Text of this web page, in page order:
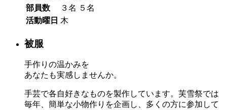
部員数
３名 ５名
活動曜日 木
被服
手作りの温かみを
あなたも実感しませんか。
手芸で各自好きなものを製作しています。芙雪祭では
毎年、簡単な小物作りを企画し、多くの方に参加して